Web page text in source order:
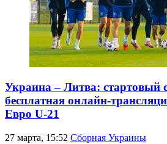
Украина – Литва: стартовый
бесплатная онлайн-
Евро U-21
27 марта, 15:52 Сборная Украины